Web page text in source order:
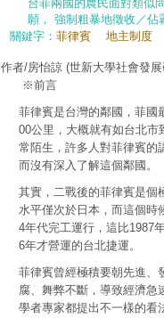
台菲兩國的農民面對類似
願， 強制粗暴地徵收／佔
關鍵字： 菲律賓 地主制度
作者/房怡諒 (世新大學社會發
※前言
菲律賓是台灣的鄰國，菲國
00公里，大概就有如台北
常陌生，許多人對菲律賓的
而沒有深入了解這個鄰國。
其實，二戰後的菲律賓是個
水平僅次於日本，而這個時
4年代完工運行，這比1987
6年才營運的台北捷運。
菲律賓曾經極積要朝先進、
腐、舞弊不斷，導致經濟急
學者專家都提出不一樣的看